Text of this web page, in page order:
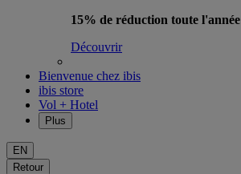
15% de réduction toute l'année
Découvrir
Bienvenue chez ibis
ibis store
Vol + Hotel
Plus
EN
Retour